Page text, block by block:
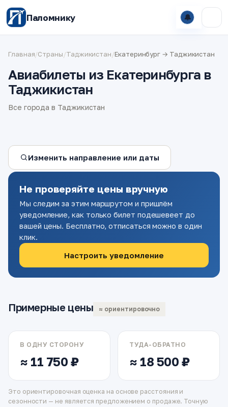
Паломнику 🔔
Главная/Страны/Таджикистан/Екатеринбург → Таджикистан
Авиабилеты из Екатеринбурга в
Таджикистан
Все города в Таджикистан
Изменить направление или даты
Не проверяйте цены вручную
Мы следим за этим маршрутом и пришлём
уведомление, как только билет подешевеет до
вашей цены. Бесплатно, отписаться можно в один
клик.
Настроить уведомление
Примерные цены ≈ ориентировочно
В ОДНУ СТОРОНУ
≈ 11 750 ₽
ТУДА-ОБРАТНО
≈ 18 500 ₽
Это ориентировочная оценка на основе расстояния и
сезонности — не является предложением о продаже. Точную